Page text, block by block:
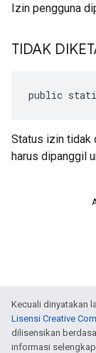
Izin pengguna
TIDAK
public
Status izin tidak
harus dipanggil
Kecuali dinyatakan
Lisensi Creative
dilisensikan
informasi